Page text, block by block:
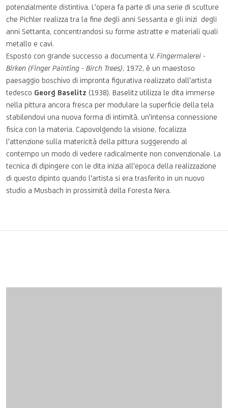
potenzialmente distintiva. L'opera fa parte di una serie di sculture
che Pichler realizza tra la fine degli anni Sessanta e gli inizi degli
anni Settanta, concentrandosi su forme astratte e materiali quali
metallo e cavi.
Esposto con grande successo a documenta V,Fingermalerei -
Birken (Finger Painting - Birch Trees), 1972, è un maestoso
paesaggio boschivo di impronta figurativa realizzato dall'artista
tedesco Georg Baselitz (1938). Baselitz utilizza le dita immerse
nella pittura ancora fresca per modulare la superficie della tela
stabilendovi una nuova forma di intimità, un'intensa connessione
fisica con la materia. Capovolgendo la visione, focalizza
l'attenzione sulla matericità della pittura suggerendo al
contempo un modo di vedere radicalmente non convenzionale. La
tecnica di dipingere con le dita inizia all'epoca della realizzazione
di questo dipinto quando l'artista si era trasferito in un nuovo
studio a Musbach in prossimità della Foresta Nera.